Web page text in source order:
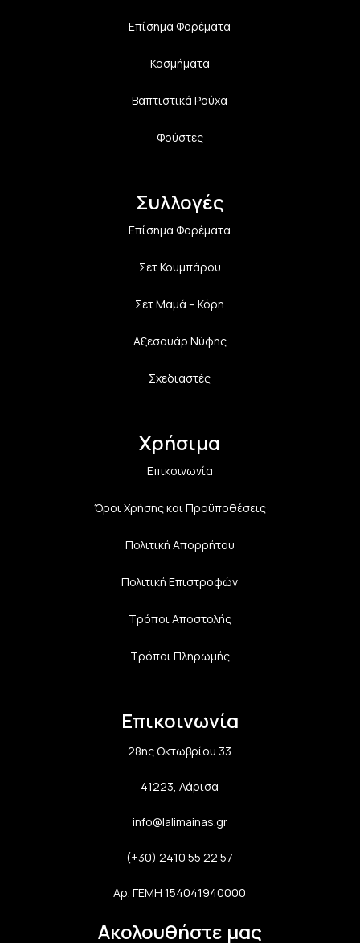
Επίσημα Φορέματα
Κοσμήματα
Βαπτιστικά Ρούχα
Φούστες
Συλλογές
Επίσημα Φορέματα
Σετ Κουμπάρου
Σετ Μαμά – Κόρη
Αξεσουάρ Νύφης
Σχεδιαστές
Χρήσιμα
Επικοινωνία
Όροι Χρήσης και Προϋποθέσεις
Πολιτική Aπορρήτου
Πολιτική Επιστροφών
Τρόποι Αποστολής
Τρόποι Πληρωμής
Επικοινωνία
28ης Οκτωβρίου 33
41223, Λάρισα
info@lalimainas.gr
(+30) 2410 55 22 57
Αρ. ΓΕΜΗ 154041940000
Ακολουθήστε μας